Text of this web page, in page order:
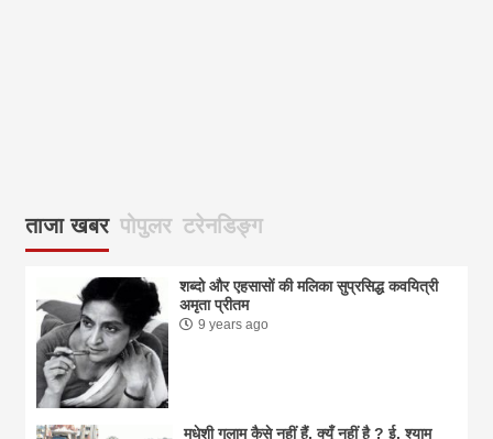
ताजा खबर पोपुलर टरेनडिङ्ग
शब्दो और एहसासों की मलिका सुप्रसिद्ध कवयित्री
अमृता प्रीतम
9 years ago
मधेशी गुलाम कैसे नहीं हैं, क्यूँ नहीं है ? ई. श्याम